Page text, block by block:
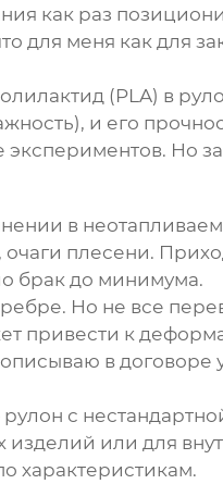
как раз
для меня как для
(PLA) в
и его
Но
в
очаги плесени.
брак до минимума.
Но не все
привести к
в договоре
рулон с
или для
характеристикам.